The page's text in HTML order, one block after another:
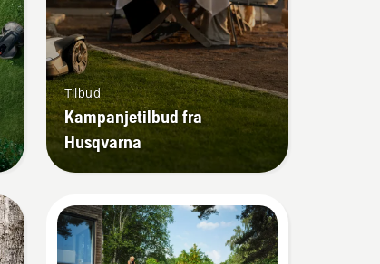
Tilbud
Kampanjetilbud fra
Husqvarna